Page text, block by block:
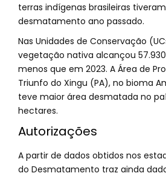
terras indígenas brasileiras
desmatamento ano passado.
Nas Unidades de Conservação
vegetação nativa alcançou
menos que em 2023. A Área de
Triunfo do Xingu (PA), no bioma
teve maior área desmatada no
hectares.
Autorizações
A partir de dados obtidos nos
do Desmatamento traz ainda